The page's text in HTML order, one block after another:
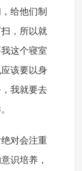
给他们制
，所以就
这个寝室
该要以身
我就要去
对会注重
识培养，